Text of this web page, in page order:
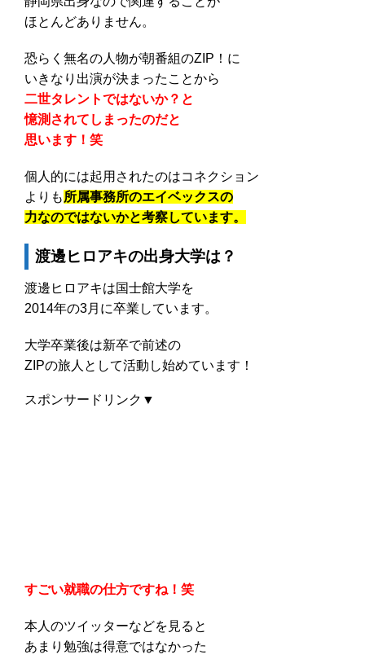
ほとんどありません。
恐らく無名の人物が朝番組のZIP！に
いきなり出演が決まったことから
二世タレントではないか？と
憶測されてしまったのだと
思います！笑
個人的には起用されたのはコネクション
よりも所属事務所のエイベックスの
力なのではないかと考察しています。
渡邊ヒロアキの出身大学は？
渡邊ヒロアキは国士館大学を
2014年の3月に卒業しています。
大学卒業後は新卒で前述の
ZIPの旅人として活動し始めています！
スポンサードリンク▼
すごい就職の仕方ですね！笑
本人のツイッターなどを見ると
あまり勉強は得意ではなかった